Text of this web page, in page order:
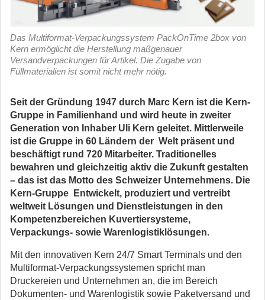
Das Multiformat-Verpackungssystem PackOnTime 2box von
Kern ermöglicht die Herstellung maßgenauer
Versandverpackungen für Artikel. Die Zugabe von
Füllmaterialien ist somit nicht mehr nötig.
Seit der Gründung 1947 durch Marc Kern ist die Kern-
Gruppe in Familienhand und wird heute in zweiter
Generation von Inhaber Uli Kern geleitet. Mittlerweile
ist die Gruppe in 60 Ländern der Welt präsent und
beschäftigt rund 720 Mitarbeiter. Traditionelles
bewahren und gleichzeitig aktiv die Zukunft gestalten
– das ist das Motto des Schweizer Unternehmens. Die
Kern-Gruppe Entwickelt, produziert und vertreibt
weltweit Lösungen und Dienstleistungen in den
Kompetenzbereichen Kuvertiersysteme,
Verpackungs- sowie Warenlogistiklösungen.
Mit den innovativen Kern 24/7 Smart Terminals und den
Multiformat-Verpackungssystemen spricht man
Druckereien und Unternehmen an, die im Bereich
Dokumenten- und Warenlogistik sowie Paketversand und